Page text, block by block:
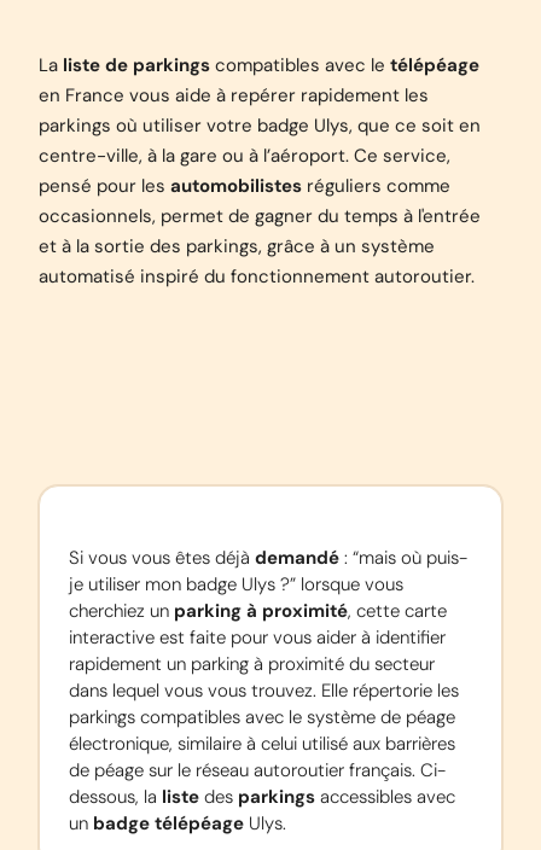
La liste de parkings compatibles avec le télépéage
en France vous aide à repérer rapidement les
parkings où utiliser votre badge Ulys, que ce soit en
centre-ville, à la gare ou à l’aéroport. Ce service,
pensé pour les automobilistes réguliers comme
occasionnels, permet de gagner du temps à l'entrée
et à la sortie des parkings, grâce à un système
automatisé inspiré du fonctionnement autoroutier.
Si vous vous êtes déjà demandé : “mais où puis-
je utiliser mon badge Ulys ?” lorsque vous
cherchiez un parking à proximité, cette carte
interactive est faite pour vous aider à identifier
rapidement un parking à proximité du secteur
dans lequel vous vous trouvez. Elle répertorie les
parkings compatibles avec le système de péage
électronique, similaire à celui utilisé aux barrières
de péage sur le réseau autoroutier français. Ci-
dessous, la liste des parkings accessibles avec
un badge télépéage Ulys.